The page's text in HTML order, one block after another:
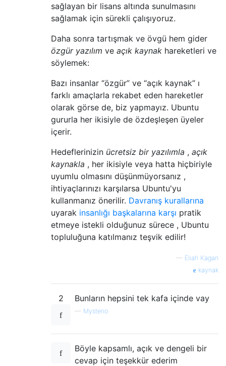
sağlayan bir lisans altında sunulmasını
sağlamak için sürekli çalışıyoruz.
Daha sonra tartışmak ve övgü hem gider
özgür yazılım ve açık kaynak hareketleri ve
söylemek:
Bazı insanlar “özgür” ve “açık kaynak” ı
farklı amaçlarla rekabet eden hareketler
olarak görse de, biz yapmayız. Ubuntu
gururla her ikisiyle de özdeşleşen üyeler
içerir.
Hedeflerinizin ücretsiz bir yazılımla , açık
kaynakla , her ikisiyle veya hatta hiçbiriyle
uyumlu olmasını düşünmüyorsanız ,
ihtiyaçlarınızı karşılarsa Ubuntu'yu
kullanmanız önerilir. Davranış kurallarına
uyarak insanlığı başkalarına karşı pratik
etmeye istekli olduğunuz sürece , Ubuntu
topluluğuna katılmanız teşvik edilir!
— Eliah Kagan
kaynak
2 Bunların hepsini tek kafa içinde vay
— Mysterio
Böyle kapsamlı, açık ve dengeli bir
cevap için teşekkür ederim